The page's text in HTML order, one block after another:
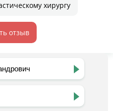
хирургу
отзыв